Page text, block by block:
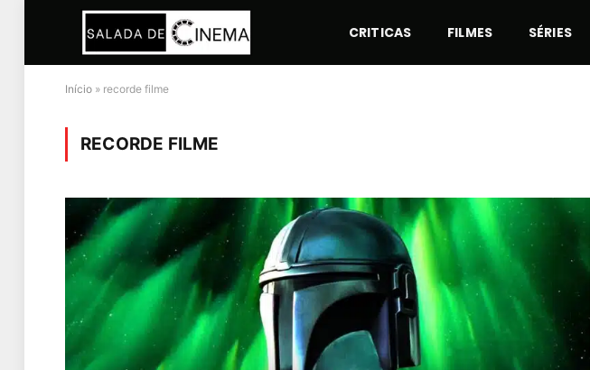
CRITICAS FILMES SÉRIES
Início » recorde filme
RECORDE FILME